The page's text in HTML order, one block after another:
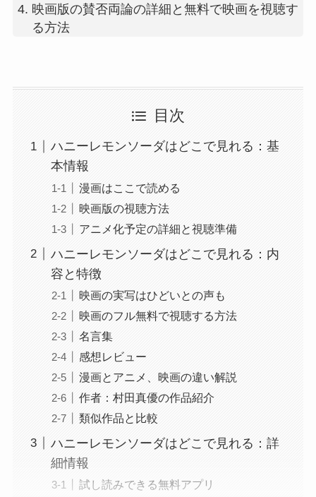
映画版の賛否両論の詳細と無料で映画を視聴す
る方法
目次
ハニーレモンソーダはどこで見れる：基
本情報
漫画はここで読める
映画版の視聴方法
アニメ化予定の詳細と視聴準備
ハニーレモンソーダはどこで見れる：内
容と特徴
映画の実写はひどいとの声も
映画のフル無料で視聴する方法
名言集
感想レビュー
漫画とアニメ、映画の違い解説
作者：村田真優の作品紹介
類似作品と比較
ハニーレモンソーダはどこで見れる：詳
細情報
試し読みできる無料アプリ